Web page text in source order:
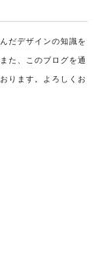
だデザインの知識を
また、このブログを通
ります。 よろしくお